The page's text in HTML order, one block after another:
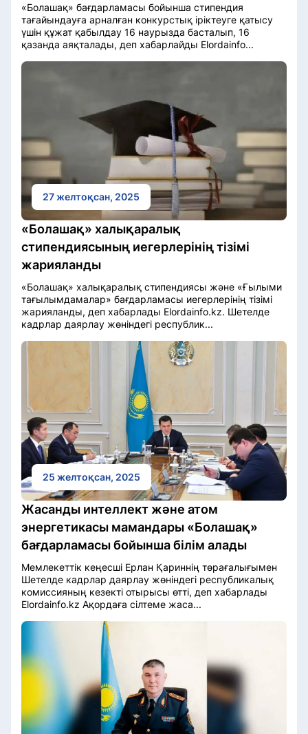
«Болашақ» бағдарламасы бойынша стипендия
тағайындауға арналған конкурстық іріктеуге қатысу
үшін құжат қабылдау 16 наурызда басталып, 16
қазанда аяқталады, деп хабарлайды Elordainfo...
27 желтоқсан, 2025
«Болашақ» халықаралық
стипендиясының иегерлерінің тізімі
жарияланды
«Болашақ» халықаралық стипендиясы және «Ғылыми
тағылымдамалар» бағдарламасы иегерлерінің тізімі
жарияланды, деп хабарлады Elordainfo.kz. Шетелде
кадрлар даярлау жөніндегі республик...
25 желтоқсан, 2025
Жасанды интеллект және атом
энергетикасы мамандары «Болашақ»
бағдарламасы бойынша білім алады
Мемлекеттік кеңесші Ерлан Қариннің төрағалығымен
Шетелде кадрлар даярлау жөніндегі республикалық
комиссияның кезекті отырысы өтті, деп хабарлады
Elordainfo.kz Ақордаға сілтеме жаса...